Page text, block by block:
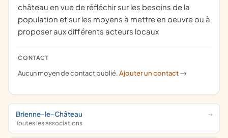
château en vue de réfléchir sur les besoins de la
population et sur les moyens à mettre en oeuvre ou à
proposer aux différents acteurs locaux
CONTACT
Aucun moyen de contact publié.Ajouter un contact ->
Brienne-le-Château
Toutes les associations